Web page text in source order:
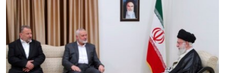
SLOBODA MEDIJA
ŽENSKA STRANA
IZBJEGLIČKA STRANA
MAGAZIN